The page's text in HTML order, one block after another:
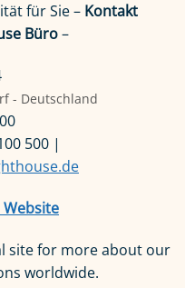
für Sie – Kontakt
Büro–
- Deutschland
500 |
site for more about our
worldwide.